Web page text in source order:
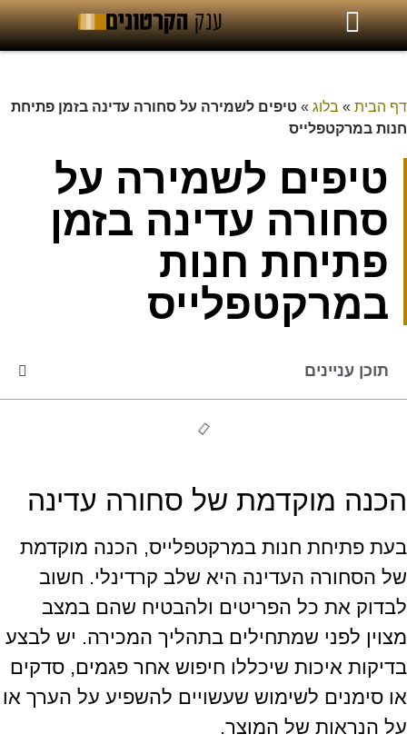
דף הבית » בלוג » טיפים לשמירה על סחורה עדינה בזמן פתיחת
חנות במרקטפלייס
טיפים לשמירה על
סחורה עדינה בזמן
פתיחת חנות
במרקטפלייס
תוכן עניינים
הכנה מוקדמת של סחורה עדינה
בעת פתיחת חנות במרקטפלייס, הכנה מוקדמת
של הסחורה העדינה היא שלב קרדינלי. חשוב
לבדוק את כל הפריטים ולהבטיח שהם במצב
מצוין לפני שמתחילים בתהליך המכירה. יש לבצע
בדיקות איכות שיכללו חיפוש אחר פגמים, סדקים
או סימנים לשימוש שעשויים להשפיע על הערך או
על הנראות של המוצר.